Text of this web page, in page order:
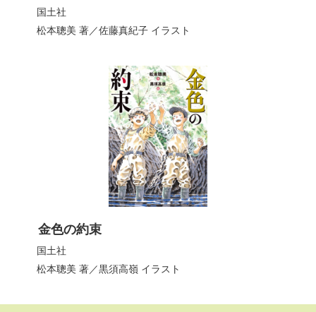
国土社
松本聰美 著／佐藤真紀子イラスト
金色の約束
国土社
松本聰美 著／黒須高嶺イラスト